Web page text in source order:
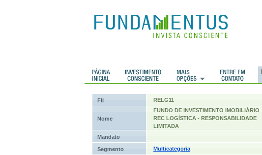
Histórico de cotações
FII RELG11
Nome
FUNDO DE INVESTIMENTO IMOBILIÁRIO
REC LOGÍSTICA - RESPONSABILIDADE
LIMITADA
Mandato
Segmento Multicategoria